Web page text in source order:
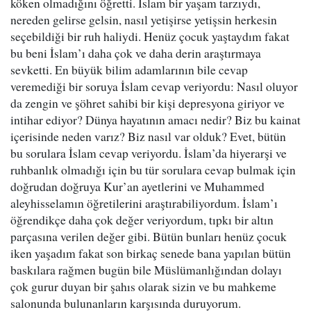
nereden gelirse gelsin, nasıl yetişirse yetişsin herkesin
seçebildiği bir ruh haliydi. Henüz çocuk yaştaydım fakat
bu beni İslam’ı daha çok ve daha derin araştırmaya
sevketti. En büyük bilim adamlarının bile cevap
veremediği bir soruya İslam cevap veriyordu: Nasıl oluyor
da zengin ve şöhret sahibi bir kişi depresyona giriyor ve
intihar ediyor? Dünya hayatının amacı nedir? Biz bu kainat
içerisinde neden varız? Biz nasıl var olduk? Evet, bütün
bu sorulara İslam cevap veriyordu. İslam’da hiyerarşi ve
ruhbanlık olmadığı için bu tür sorulara cevap bulmak için
doğrudan doğruya Kur’an ayetlerini ve Muhammed
aleyhisselamın öğretilerini araştırabiliyordum. İslam’ı
öğrendikçe daha çok değer veriyordum, tıpkı bir altın
parçasına verilen değer gibi. Bütün bunları henüz çocuk
iken yaşadım fakat son birkaç senede bana yapılan bütün
baskılara rağmen bugün bile Müslümanlığından dolayı
çok gurur duyan bir şahıs olarak sizin ve bu mahkeme
salonunda bulunanların karşısında duruyorum.